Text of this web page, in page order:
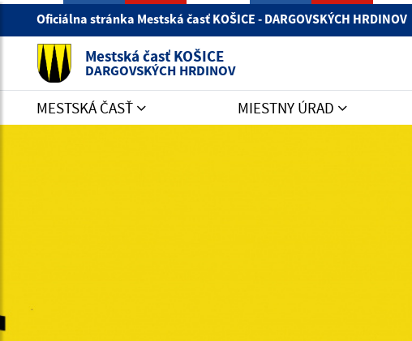
Oficiálna stránka Mestská časť KOŠICE - DARGOVSKÝCH HRDINOV
Mestská časť KOŠICE
DARGOVSKÝCH HRDINOV
MESTSKÁ ČASŤ MIESTNY ÚRAD